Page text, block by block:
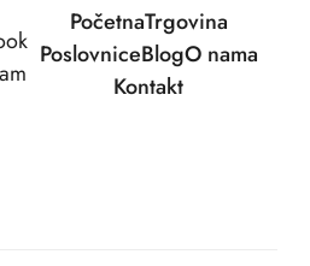
PočetnaTrgovina
PoslovniceBlogO nama
Kontakt